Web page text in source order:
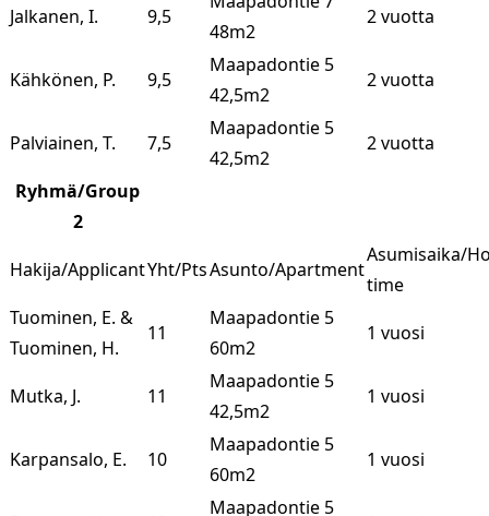
Jalkanen, I. 9,5
48m2
2 vuotta
Kähkönen, P. 9,5
Maapadontie 5
42,5m2
2 vuotta
Palviainen, T. 7,5
Maapadontie 5
42,5m2
2 vuotta
Ryhmä/Group
2
Hakija/ApplicantYht/PtsAsunto/Apartment
Asumisaika/
time
Tuominen, E. &
Tuominen, H.
11
Maapadontie 5
60m2
1 vuosi
Mutka, J. 11
Maapadontie 5
42,5m2
1 vuosi
Karpansalo, E. 10
Maapadontie 5
60m2
1 vuosi
Maapadontie 5